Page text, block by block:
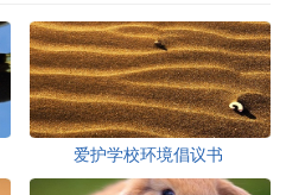
爱护学校环境倡议书